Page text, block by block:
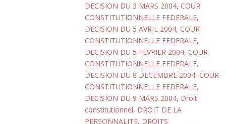
DECISION DU 3 MARS 2004, COUR
CONSTITUTIONNELLE FEDERALE,
DECISION DU 5 AVRIL 2004, COUR
CONSTITUTIONNELLE FEDERALE,
DECISION DU 5 FEVRIER 2004, COUR
CONSTITUTIONNELLE FEDERALE,
DECISION DU 8 DECEMBRE 2004, COUR
CONSTITUTIONNELLE FEDERALE,
DECISION DU 9 MARS 2004, Droit
constitutionnel, DROIT DE LA
PERSONNALITE, DROITS